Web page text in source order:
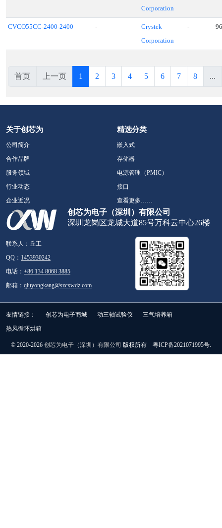
Corporation
CVCO55CC-2400-2400 -
Crystek
Corporation
-
首页 上一页 1 2 3 4 5 6 7 8 ...
关于创芯为
公司简介
合作品牌
服务领域
行业动态
企业近况
精选分类
嵌入式
存储器
电源管理（PMIC）
接口
查看更多……
创芯为电子（深圳）有限公司
深圳龙岗区龙城大道85号万科云中心26楼
联系人：丘工
QQ： 1453930242
电话： +86 134 8068 3885
邮箱： qiuyongkang@szcxwdz.com
友情链接： 创芯为电子商城 动三轴试验仪
三气培养箱
热风循环烘箱
© 2020-2026 创芯为电子（深圳）有限公司 版权所有 粤ICP备2021071995号.